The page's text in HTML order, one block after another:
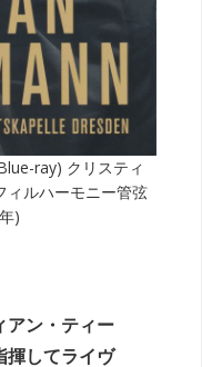
ray) クリスティ
ィルハーモニー管弦
)
アン・ティー
揮してライヴ